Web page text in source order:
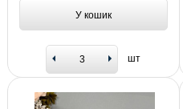
У кошик
шт